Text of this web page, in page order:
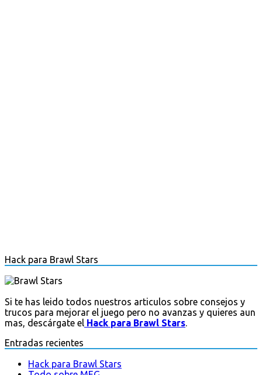
Hack para Brawl Stars
Si te has leido todos nuestros articulos sobre consejos y
trucos para mejorar el juego pero no avanzas y quieres aun
mas, descárgate el Hack para Brawl Stars.
Entradas recientes
Hack para Brawl Stars